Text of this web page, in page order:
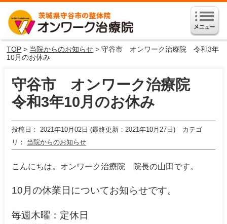
TOP > 当院からのお知らせ > 守谷市 オンワーク治療院 令和3年
10月のお休み
守谷市 オンワーク治療院
令和3年10月のお休み
投稿日 2021年10月02日 (最終更新：2021年10月27日)
カテゴ
リ
当院からのお知らせ
こんにちは。オンワーク治療院 院長の山田です。
10月の休業日についてお知らせです。
毎週木曜：定休日